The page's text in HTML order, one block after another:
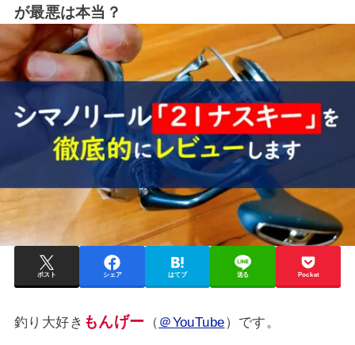
が最悪は本当？
ポスト シェア はてブ 送る Pocket
釣り大好き もんげー （ ＠YouTube）です。